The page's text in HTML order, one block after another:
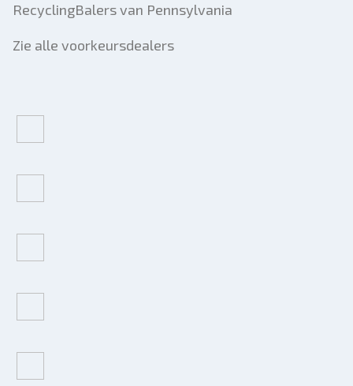
RecyclingBalers van Pennsylvania
Zie alle voorkeursdealers